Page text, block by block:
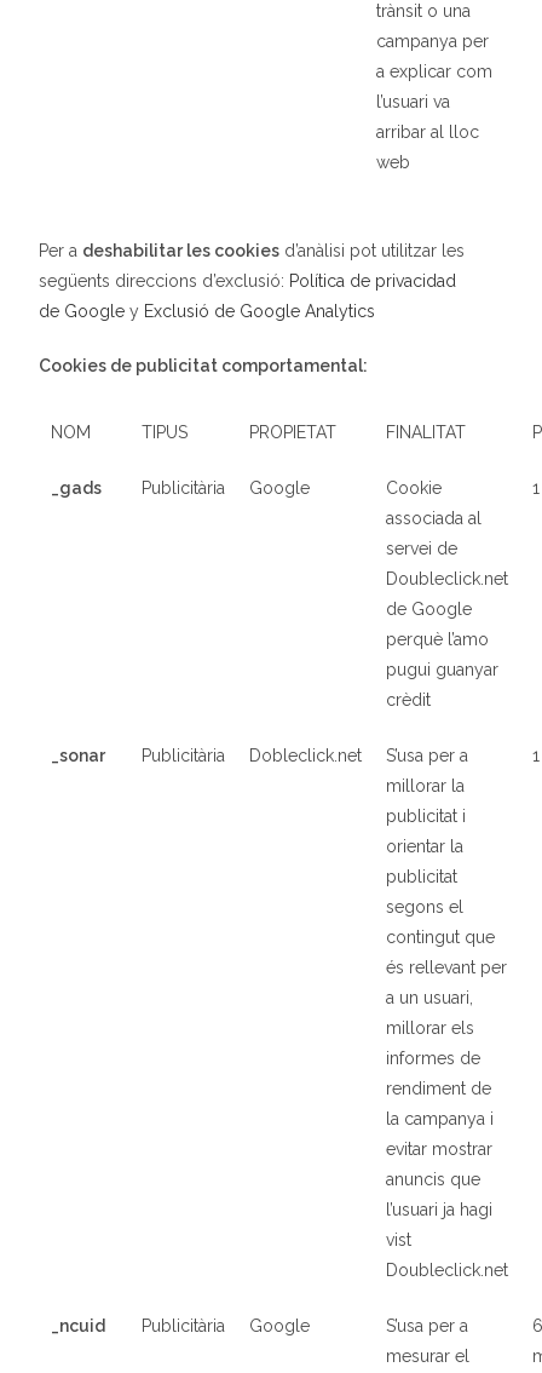
trànsit o una
campanya per
a explicar com
l’usuari va
arribar al lloc
web
Per a deshabilitar les cookies d’anàlisi pot utilitzar les
següents direccions d’exclusió: Política de privacidad
de Google y Exclusió de Google Analytics
Cookies de publicitat comportamental:
NOM TIPUS PROPIETAT FINALITAT
_gads Publicitària Google
Cookie
associada al
servei de
Doubleclick.net
de Google
perquè l’amo
pugui guanyar
crèdit
_sonar Publicitària Dobleclick.net
S’usa per a
millorar la
publicitat i
orientar la
publicitat
segons el
contingut que
és rellevant per
a un usuari,
millorar els
informes de
rendiment de
la campanya i
evitar mostrar
anuncis que
l’usuari ja hagi
vist
Doubleclick.net
_ncuid Publicitària Google
S’usa per a
mesurar el